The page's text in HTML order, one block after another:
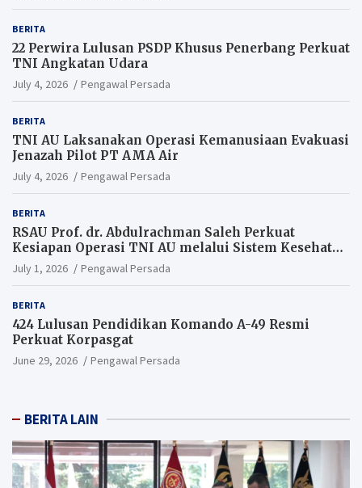
BERITA
22 Perwira Lulusan PSDP Khusus Penerbang Perkuat
TNI Angkatan Udara
July 4, 2026 Pengawal Persada
BERITA
TNI AU Laksanakan Operasi Kemanusiaan Evakuasi
Jenazah Pilot PT AMA Air
July 4, 2026 Pengawal Persada
BERITA
RSAU Prof. dr. Abdulrachman Saleh Perkuat
Kesiapan Operasi TNI AU melalui Sistem Kesehatan
Andal
July 1, 2026 Pengawal Persada
BERITA
424 Lulusan Pendidikan Komando A-49 Resmi
Perkuat Korpasgat
June 29, 2026 Pengawal Persada
BERITA LAIN